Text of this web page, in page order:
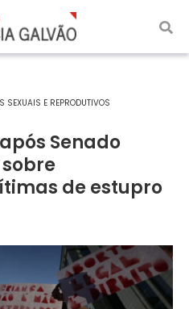
SEXUAIS E REPRODUTIVOS
Senado
de estupro